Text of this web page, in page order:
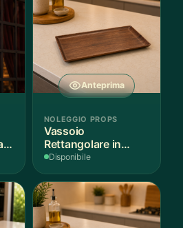
Anteprima
NOLEGGIO PROPS
Vassoio
Rettangolare in
Legno Scuro
Disponibile